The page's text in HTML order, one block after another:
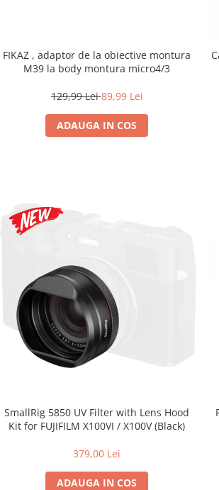
FIKAZ , adaptor de la obiective montura
M39 la body montura micro4/3
129,99 Lei89,99 Lei
ADAUGA IN COS
SmallRig 5850 UV Filter with Lens Hood
Kit for FUJIFILM X100VI / X100V (Black)
379,00 Lei
ADAUGA IN COS